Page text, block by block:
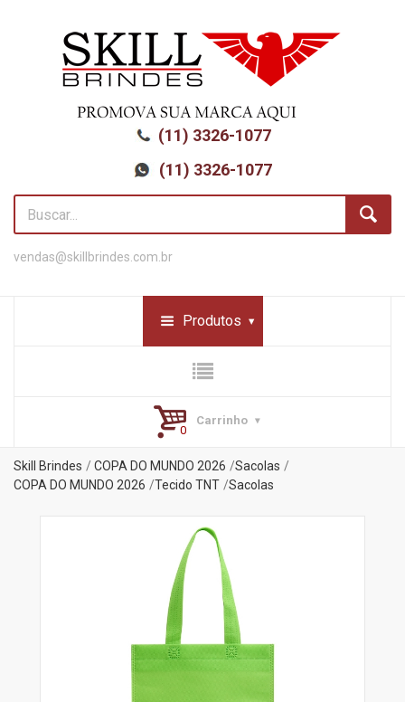
(11) 3326-1077
(11) 3326-1077
vendas@skillbrindes.com.br
Produtos
Carrinho
Skill Brindes COPA DO MUNDO 2026
Sacolas
COPA DO MUNDO 2026
Tecido TNT Sacolas